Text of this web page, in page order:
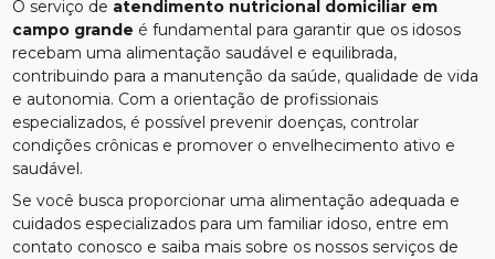
O serviço de atendimento nutricional domiciliar em
campo grande é fundamental para garantir que os idosos
recebam uma alimentação saudável e equilibrada,
contribuindo para a manutenção da saúde, qualidade de vida
e autonomia. Com a orientação de profissionais
especializados, é possível prevenir doenças, controlar
condições crônicas e promover o envelhecimento ativo e
saudável.
Se você busca proporcionar uma alimentação adequada e
cuidados especializados para um familiar idoso, entre em
contato conosco e saiba mais sobre os nossos serviços de